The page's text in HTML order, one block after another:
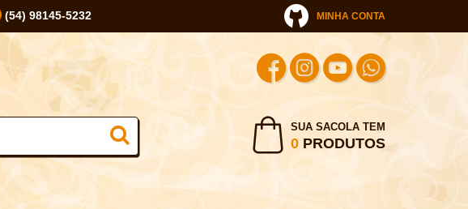
(54) 98145-5232 MINHA CONTA
SUA SACOLA TEM
0PRODUTOS